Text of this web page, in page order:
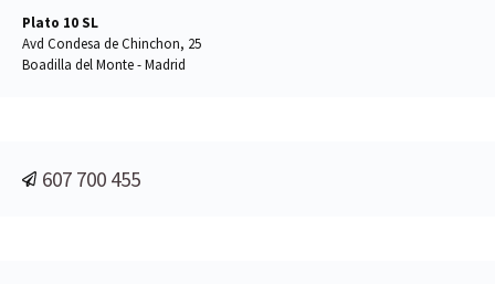
Plato 10 SL
Avd Condesa de Chinchon, 25
Boadilla del Monte - Madrid
607 700 455